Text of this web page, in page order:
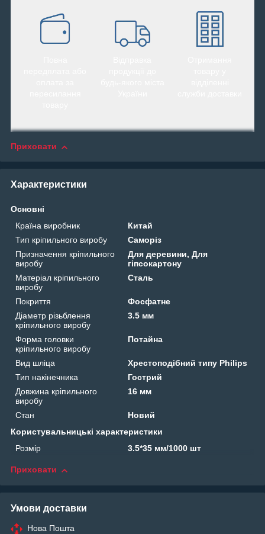
Приховати
Характеристики
Основні
Країна виробник
Китай
Тип кріпильного виробу
Саморіз
Призначення кріпильного
виробу
Для деревини, Для
гіпсокартону
Матеріал кріпильного
виробу
Сталь
Покриття
Фосфатне
Діаметр різьблення
кріпильного виробу
3.5 мм
Форма головки
кріпильного виробу
Потайна
Вид шліца
Хрестоподібний типу Philips
Тип накінечника
Гострий
Довжина кріпильного
виробу
16 мм
Стан
Новий
Користувальницькі характеристики
Розмір
3.5*35 мм/1000 шт
Приховати
Умови доставки
Нова Пошта